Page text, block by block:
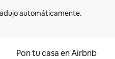
Pon tu casa en Airbnb